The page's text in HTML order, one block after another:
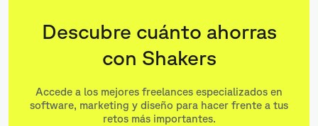
Descubre cuánto ahorras
con Shakers
Accede a los mejores freelances especializados en
software, marketing y diseño para hacer frente a tus
retos más importantes.